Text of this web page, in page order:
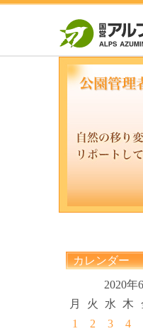
カレンダー
2020年
月
火 水 木
1 2 3 4